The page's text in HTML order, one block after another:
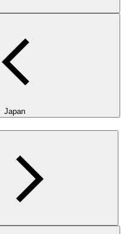
Japan